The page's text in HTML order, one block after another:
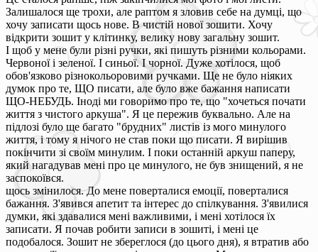
Залишалося ще трохи, але раптом я зловив себе на думці, що
хочу записати щось нове. В чистій нової зошити. Хочу
відкрити зошит у клітинку, велику нову загальну зошит.
І щоб у мене були різні ручки, які пишуть різними кольорами.
Червоної і зеленої. І синьої. І чорної. Дуже хотілося, щоб
обов'язково різнокольоровими ручками. Ще не було ніяких
думок про те, ЩО писати, але було вже бажання написати
ЩО-НЕБУДЬ. Іноді ми говоримо про те, що "хочеться почати
життя з чистого аркуша". Я це пережив буквально. Але на
підлозі було ще багато "брудних" листів із мого минулого
життя, і тому я нічого не став поки що писати. Я вирішив
покінчити зі своїм минулим. І поки останній аркуш паперу,
який нагадував мені про це минулого, не був знищений, я не
заспокоївся.
щось змінилося. До мене поверталися емоції, поверталися
бажання. З'явився апетит та інтерес до спілкування. З'явилися
думки, які здавалися мені важливими, і мені хотілося їх
записати. Я почав робити записи в зошиті, і мені це
подобалося. Зошит не збереглося (до цього дня), я втратив або